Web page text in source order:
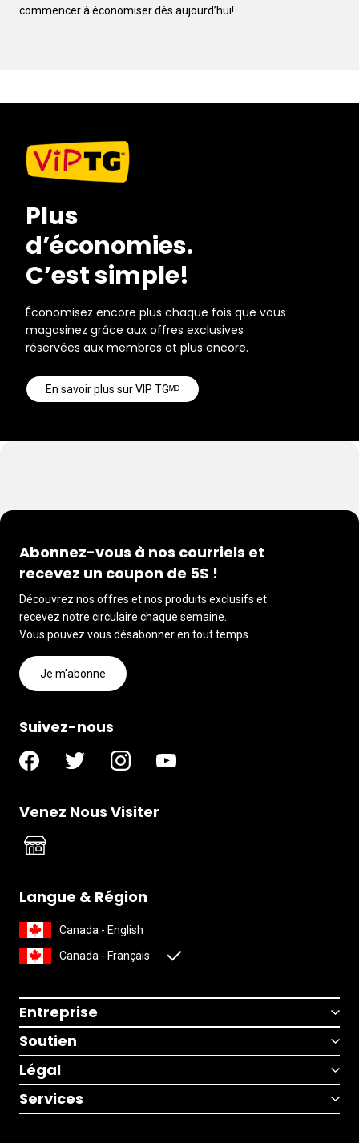
commencer à économiser dès aujourd’hui!
Plus
d’économies.
C’est simple!
Économisez encore plus chaque fois que vous
magasinez grâce aux offres exclusives
réservées aux membres et plus encore.
En savoir plus sur VIP TGᴹᴰ
Abonnez-vous à nos courriels et
recevez un coupon de 5$ !
Découvrez nos offres et nos produits exclusifs et
recevez notre circulaire chaque semaine.
Vous pouvez vous désabonner en tout temps.
Je m'abonne
Suivez-nous
Venez Nous Visiter
Langue & Région
Canada - English
Canada - Français
Entreprise
Soutien
Légal
Services